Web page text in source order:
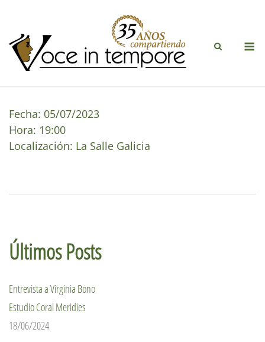
contenido
Fecha: 05/07/2023
Hora: 19:00
Localización: La Salle Galicia
Últimos Posts
Entrevista a Virginia Bono
Estudio Coral Meridies
18/06/2024